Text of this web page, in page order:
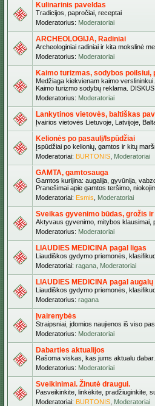
Kulinarinis paveldas
Tradicijos, papročiai, receptai
Moderatorius: Moderatoriai
ARCHEOLOGIJA, Radiniai
Archeologiniai radiniai ir kita mokslinė
Moderatorius: Moderatoriai
Kaimo turizmas, sodybos poilsiui,
Medžiaga kiekvienam kaimo
Kaimo turizmo sodybų reklama.
Moderatorius: Moderatoriai
Lankytinos vietovės, baltiškas
Įvairios vietovės Lietuvoje, Latvijoje,
Kelionės po pasaulį/Ispūdžiai
Įspūdžiai po kelionių, gamtos ir kitų
Moderatoriai: BURTONIS Moderatoriai
GAMTA, gamtosauga
Gamtos kurijina: augalija, gyvūnija,
Pranešimai apie gamtos teršimo,
Moderatoriai: Esmis Moderatoriai
Sveikas gyvenimo būdas, grožis
Aktyvaus gyvenimo, mitybos klausimai,
Moderatorius: Moderatoriai
LIAUDIES MEDICINA pagal ligas
Liaudiškos gydymo priemonės,
Moderatoriai: ragana Moderatoriai
LIAUDIES MEDICINA pagal
Liaudiškos gydymo priemonės,
Moderatorius: ragana
Įvairenybės
Straipsniai, įdomios naujienos iš viso
Moderatorius: Moderatoriai
Dabarties aktualijos
Rašoma viskas, kas jums aktualu
Moderatorius: Moderatoriai
Sveikinimai. Žinutė draugui.
Pasveikinkite, linkėkite, pradžiuginkite,
Moderatoriai: BURTONIS Moderatoriai